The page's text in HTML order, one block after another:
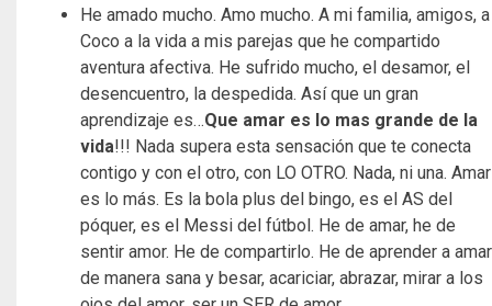
He amado mucho. Amo mucho. A mi familia, amigos, a
Coco a la vida a mis parejas que he compartido
aventura afectiva. He sufrido mucho, el desamor, el
desencuentro, la despedida. Así que un gran
aprendizaje es…Que amar es lo mas grande de la
vida!!! Nada supera esta sensación que te conecta
contigo y con el otro, con LO OTRO. Nada, ni una. Amar
es lo más. Es la bola plus del bingo, es el AS del
póquer, es el Messi del fútbol. He de amar, he de
sentir amor. He de compartirlo. He de aprender a amar
de manera sana y besar, acariciar, abrazar, mirar a los